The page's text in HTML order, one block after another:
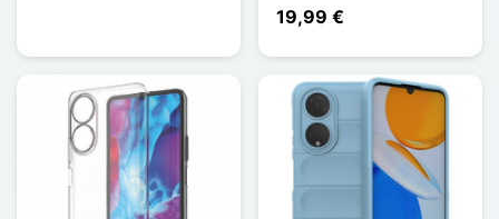
19,99 €